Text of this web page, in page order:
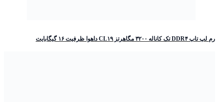
رم لپ تاپ DDR۴ تک کاناله ۳۲۰۰ مگاهرتز CL۱۹ داهوا ظرفیت ۱۶ گیگابایت